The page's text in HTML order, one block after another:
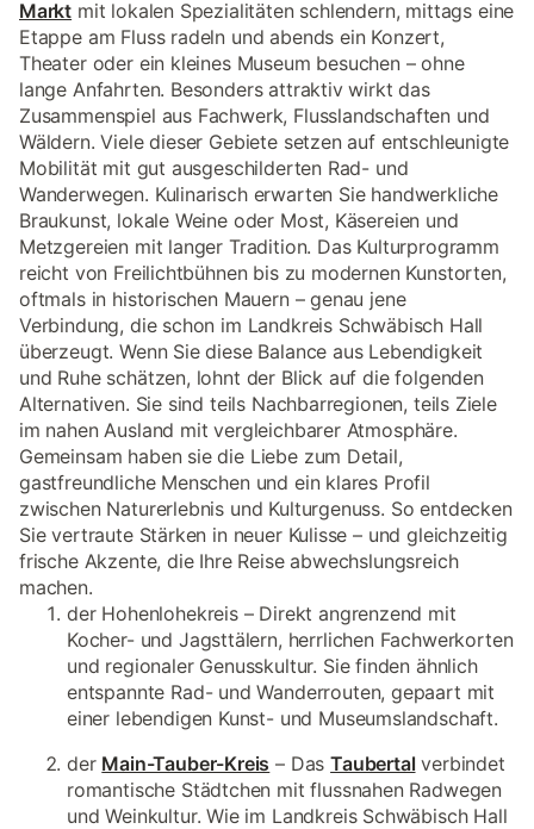
Markt mit lokalen Spezialitäten schlendern, mittags eine
Etappe am Fluss radeln und abends ein Konzert,
Theater oder ein kleines Museum besuchen – ohne
lange Anfahrten. Besonders attraktiv wirkt das
Zusammenspiel aus Fachwerk, Flusslandschaften und
Wäldern. Viele dieser Gebiete setzen auf entschleunigte
Mobilität mit gut ausgeschilderten Rad- und
Wanderwegen. Kulinarisch erwarten Sie handwerkliche
Braukunst, lokale Weine oder Most, Käsereien und
Metzgereien mit langer Tradition. Das Kulturprogramm
reicht von Freilichtbühnen bis zu modernen Kunstorten,
oftmals in historischen Mauern – genau jene
Verbindung, die schon im Landkreis Schwäbisch Hall
überzeugt. Wenn Sie diese Balance aus Lebendigkeit
und Ruhe schätzen, lohnt der Blick auf die folgenden
Alternativen. Sie sind teils Nachbarregionen, teils Ziele
im nahen Ausland mit vergleichbarer Atmosphäre.
Gemeinsam haben sie die Liebe zum Detail,
gastfreundliche Menschen und ein klares Profil
zwischen Naturerlebnis und Kulturgenuss. So entdecken
Sie vertraute Stärken in neuer Kulisse – und gleichzeitig
frische Akzente, die Ihre Reise abwechslungsreich
machen.
der Hohenlohekreis – Direkt angrenzend mit
Kocher- und Jagsttälern, herrlichen Fachwerkorten
und regionaler Genusskultur. Sie finden ähnlich
entspannte Rad- und Wanderrouten, gepaart mit
einer lebendigen Kunst- und Museumslandschaft.
der Main-Tauber-Kreis – DasTaubertal verbindet
romantische Städtchen mit flussnahen Radwegen
und Weinkultur. Wie im Landkreis Schwäbisch Hall